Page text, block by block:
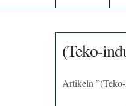
(Teko-
Artikeln